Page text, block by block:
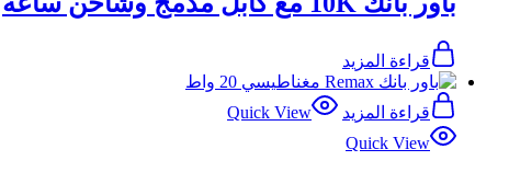
قراءة المزيد
قراءة المزيد
Quick View
Quick View